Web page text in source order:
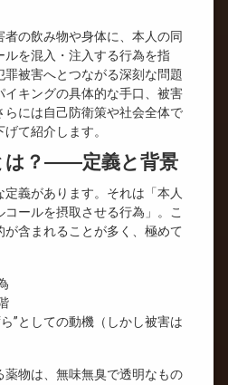
の飲み物や身体に、本人の同
を混入・注入する行為を指
罪被害へとつながる深刻な問題
イキングの具体的な手口、被害
には自己防衛策や社会全体で
て紹介します。
は？――定義と背景
義があります。それは「本人
ールを摂取させる行為」。こ
含まれることが多く、極めて
”としての動機（しかし被害は
薬物は、無味無臭で透明なもの